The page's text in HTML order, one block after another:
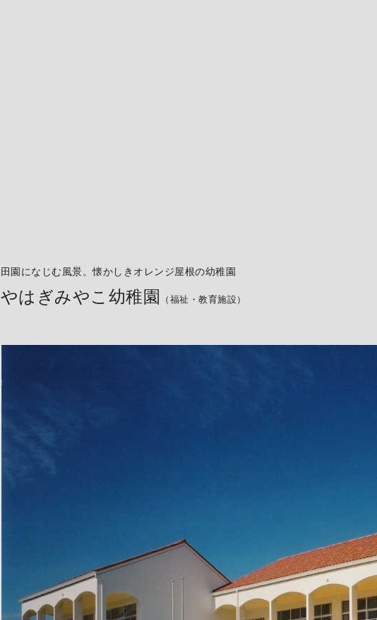
田園になじむ風景。懐かしきオレンジ屋根の幼稚園
やはぎみやこ幼稚園 （福祉・教育施設）